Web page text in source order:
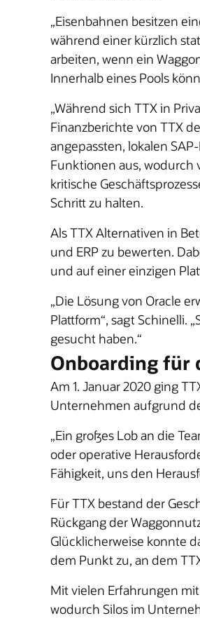
„Eisenbahnen besitzen
während einer kürzlich
arbeiten, wenn ein
Innerhalb eines Pools
„Während sich TTX in
Finanzberichte von TTX
angepassten, lokalen
Funktionen aus, wodurch
kritische
Schritt zu halten.
Als TTX Alternativen in
und ERP zu bewerten.
und auf einer einzigen
„Die Lösung von Oracle
Plattform“, sagt Schinelli.
gesucht haben.“
Onboarding für
Am 1. Januar 2020 ging
Unternehmen aufgrund
„Ein großes Lob an die
oder operative
Fähigkeit, uns den
Für TTX bestand der
Rückgang der
Glücklicherweise konnte
dem Punkt zu, an dem
Mit vielen Erfahrungen
wodurch Silos im